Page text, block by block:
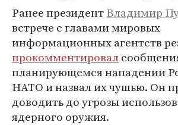
Ранее президентВладимир
встрече с главами мировых
информационных агентств
прокомментировал
планирующемся нападении
НАТО и назвал их чушью. Он
доводить до угрозы
ядерного оружия.